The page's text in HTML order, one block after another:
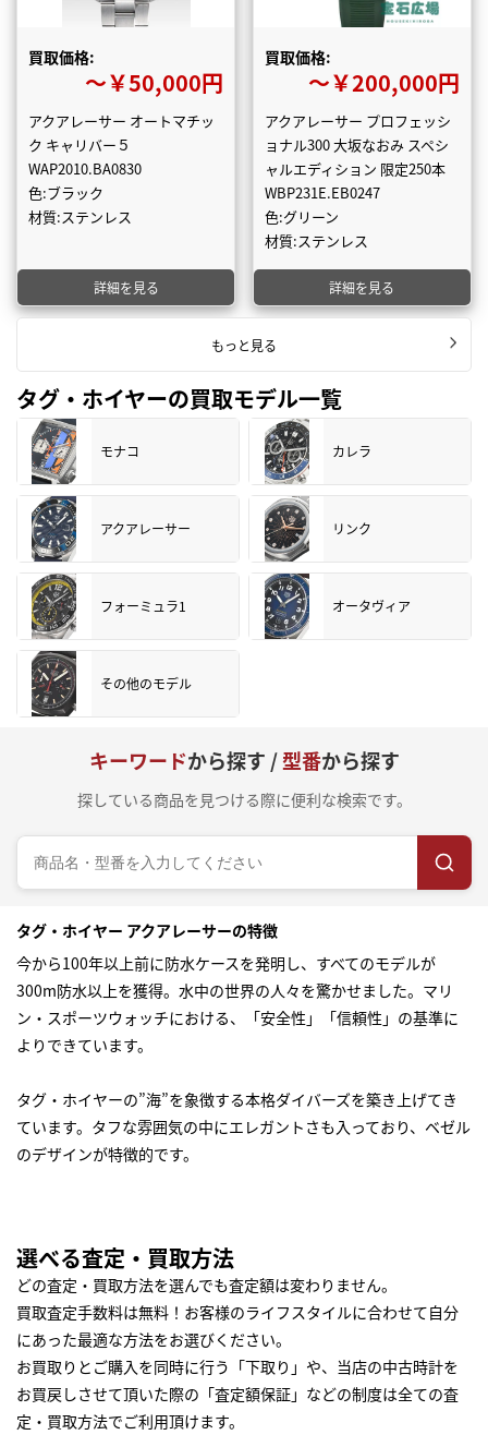
買取価格:
〜￥50,000円
アクアレーサー オートマチッ
ク キャリバー５
WAP2010.BA0830
色:ブラック
材質:ステンレス
詳細を見る
買取価格:
〜￥200,000円
アクアレーサー プロフェッシ
ョナル300 大坂なおみ スペシ
ャルエディション 限定250本
WBP231E.EB0247
色:グリーン
材質:ステンレス
詳細を見る
もっと見る
タグ・ホイヤーの買取モデル一覧
モナコ カレラ
アクアレーサー リンク
フォーミュラ1 オータヴィア
その他のモデル
キーワードから探す /型番から探す
探している商品を見つける際に便利な検索です。
タグ・ホイヤー アクアレーサーの特徴
今から100年以上前に防水ケースを発明し、すべてのモデルが
300m防水以上を獲得。水中の世界の人々を驚かせました。マリ
ン・スポーツウォッチにおける、「安全性」「信頼性」の基準に
よりできています。
タグ・ホイヤーの”海”を象徴する本格ダイバーズを築き上げてき
ています。タフな雰囲気の中にエレガントさも入っており、ベゼル
のデザインが特徴的です。
選べる査定・買取方法
どの査定・買取方法を選んでも査定額は変わりません。
買取査定手数料は無料！お客様のライフスタイルに合わせて自分
にあった最適な方法をお選びください。
お買取りとご購入を同時に行う「下取り」や、当店の中古時計を
お買戻しさせて頂いた際の「査定額保証」などの制度は全ての査
定・買取方法でご利用頂けます。